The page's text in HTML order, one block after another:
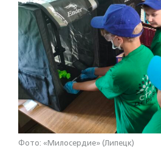
Фото: «Милосердие» (Липецк)